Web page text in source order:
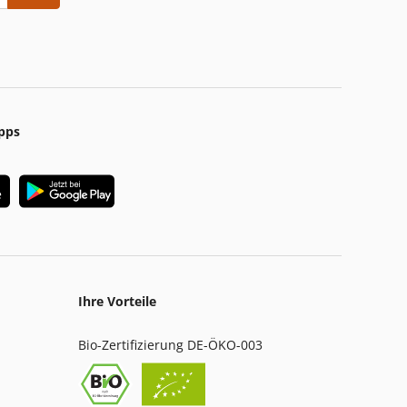
Ihre Vorteile
Bio-Zertifizierung DE-ÖKO-003